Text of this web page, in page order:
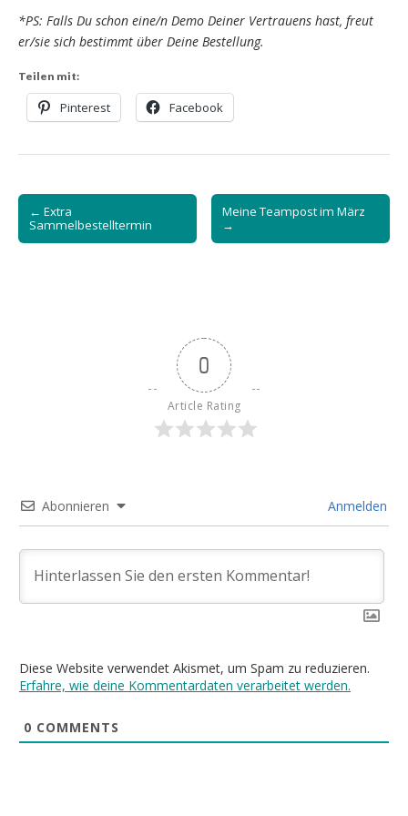
*PS: Falls Du schon eine/n Demo Deiner Vertrauens hast, freut
er/sie sich bestimmt über Deine Bestellung.
Teilen mit:
Pinterest Facebook
Post
navigation
← Extra
Sammelbestelltermin
Meine Teampost im März
→
0
Article Rating
Abonnieren Anmelden
Diese Website verwendet Akismet, um Spam zu reduzieren.
Erfahre, wie deine Kommentardaten verarbeitet werden.
0 COMMENTS